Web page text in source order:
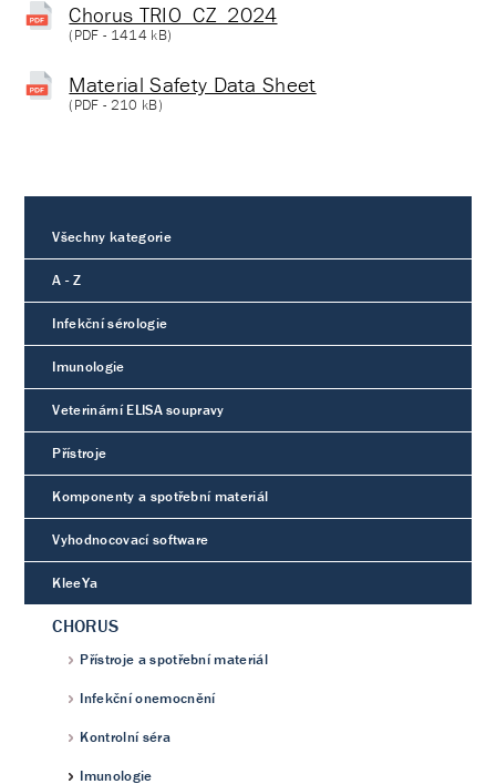
Chorus TRIO_CZ_2024
(PDF - 1414 kB)
Material Safety Data Sheet
(PDF - 210 kB)
Všechny kategorie
A - Z
Infekční sérologie
Imunologie
Veterinární ELISA soupravy
Přístroje
Komponenty a spotřební materiál
Vyhodnocovací software
KleeYa
CHORUS
Přístroje a spotřební materiál
Infekční onemocnění
Kontrolní séra
Imunologie